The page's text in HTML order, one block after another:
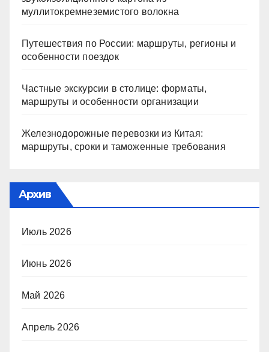
муллитокремнеземистого волокна
Путешествия по России: маршруты, регионы и
особенности поездок
Частные экскурсии в столице: форматы,
маршруты и особенности организации
Железнодорожные перевозки из Китая:
маршруты, сроки и таможенные требования
Архив
Июль 2026
Июнь 2026
Май 2026
Апрель 2026